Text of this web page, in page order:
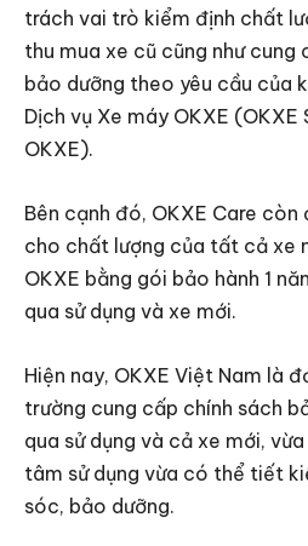
trách vai trò kiểm định chất
thu mua xe cũ cũng như cung
bảo dưỡng theo yêu cầu của
Dịch vụ Xe máy OKXE
OKXE).
Bên cạnh đó, OKXE Care
cho chất lượng của tất cả xe
OKXE bằng gói bảo hành 1
qua sử dụng và xe mới.
Hiện nay, OKXE Việt Nam là
trường cung cấp chính sách
qua sử dụng và cả xe mới,
tâm sử dụng vừa có thể tiết
sóc, bảo dưỡng.